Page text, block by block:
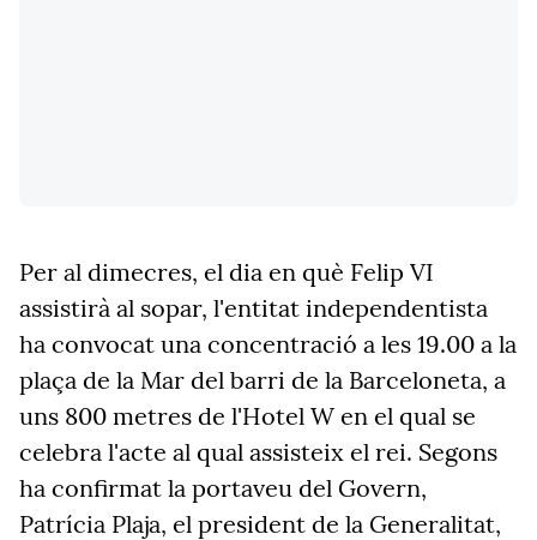
Per al dimecres, el dia en què Felip VI
assistirà al sopar, l'entitat independentista
ha convocat una concentració a les 19.00 a la
plaça de la Mar del barri de la Barceloneta, a
uns 800 metres de l'Hotel W en el qual se
celebra l'acte al qual assisteix el rei. Segons
ha confirmat la portaveu del Govern,
Patrícia Plaja, el president de la Generalitat,